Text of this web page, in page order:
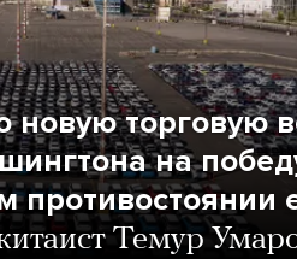
торговую
на
противостоянии
Темур